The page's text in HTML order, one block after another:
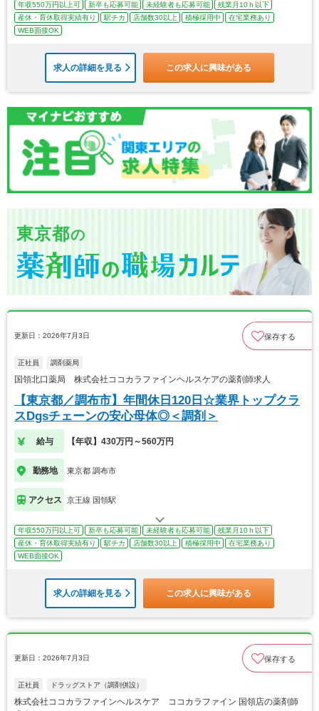
年収550万円以上可 新卒も応募可能 未経験者も応募可能
残業月10ｈ以下
産休・育休取得実績有り
駅チカ 店舗数30以上 積極採用中
在宅業務あり
WEB面接OK
求人の詳細を見る この求人に興味がある
東京都の
更新日：2026年7月3日 保存する
正社員 調剤薬局
国領北口薬局 株式会社ココカラファインヘルスケアの薬剤師求人
【東京都／調布市】年間休日120日☆業界トップクラ
スDgsチェーンの安心母体◎＜調剤＞
給与 【年収】430万円～560万円
勤務地 東京都 調布市
アクセス 京王線 国領駅
年収550万円以上可 新卒も応募可能 未経験者も応募可能
残業月10ｈ以下
産休・育休取得実績有り
駅チカ 店舗数30以上 積極採用中
在宅業務あり
WEB面接OK
求人の詳細を見る この求人に興味がある
更新日：2026年7月3日 保存する
正社員 ドラッグストア（調剤併設）
株式会社ココカラファインヘルスケア ココカラファイン 国領店の薬剤師